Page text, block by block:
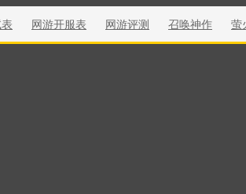
网游开服表 网游评测 召唤神作 萤